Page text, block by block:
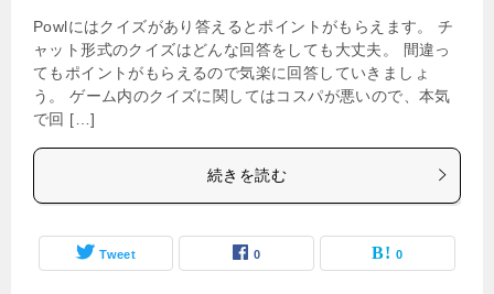
Powlにはクイズがあり答えるとポイントがもらえます。 チ
ャット形式のクイズはどんな回答をしても大丈夫。 間違っ
てもポイントがもらえるので気楽に回答していきましょ
う。 ゲーム内のクイズに関してはコスパが悪いので、本気
で回 […]
続きを読む
Tweet 0 0